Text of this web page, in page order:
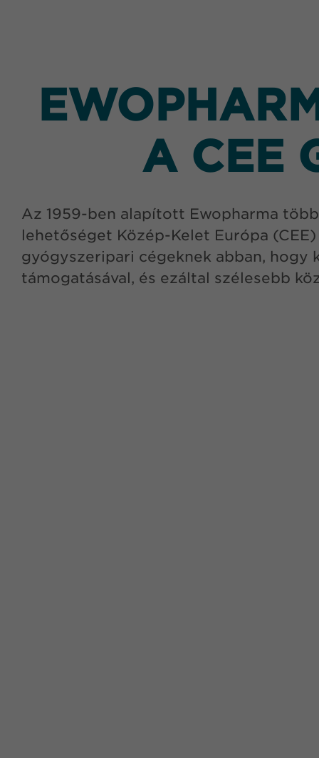
A CEE
Az 1959-ben alapított Ewopharma
lehetőséget Közép-Kelet Európa
gyógyszeripari cégeknek abban, hogy
támogatásával, és ezáltal szélesebb